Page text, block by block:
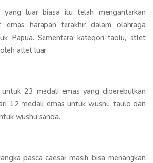
yang luar biasa itu telah mengantarkan
emas harapan terakhir dalam olahraga
Papua. Sementara kategori taolu, atlet
atlet luar.
untuk 23 medali emas yang diperebutkan
12 medali emas untuk wushu taulo dan
wushu sanda.
pasca caesar masih bisa menangkan